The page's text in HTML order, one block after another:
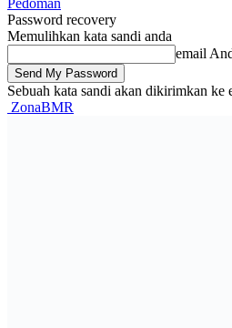
Pedoman
Password recovery
Memulihkan kata sandi anda
email
Sebuah kata sandi akan dikirimkan ke
ZonaBMR